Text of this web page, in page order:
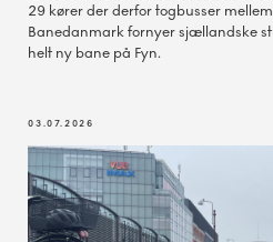
29 kører der derfor togbusser
Banedanmark fornyer sjællandske
helt ny bane på Fyn.
03.07.2026